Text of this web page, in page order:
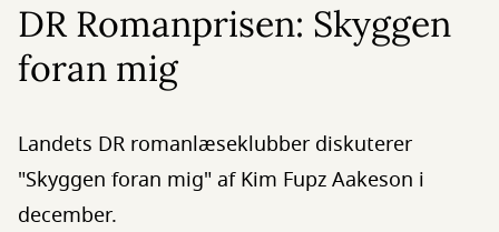
DR Romanprisen: Skyggen
foran mig
Landets DR romanlæseklubber diskuterer
"Skyggen foran mig" af Kim Fupz Aakeson i
december.